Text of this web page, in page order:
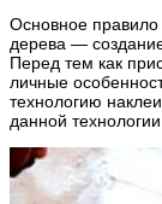
Основное правило
дерева —
Перед тем как
личные
технологию
данной